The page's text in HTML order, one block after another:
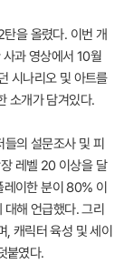
을 올렸다. 이번 개
과 영상에서 10월
시나리오 및 아트를
소개가 담겨있다.
의 설문조사 및 피
레벨 20 이상을 달
레이한 분이 80% 이
해 언급했다. 그리
, 캐릭터 육성 및 세이
붙였다.